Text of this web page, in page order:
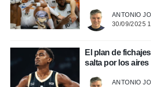
disponible
ANTONIO
30/09/2025
El plan de
salta por los aires
ANTONIO